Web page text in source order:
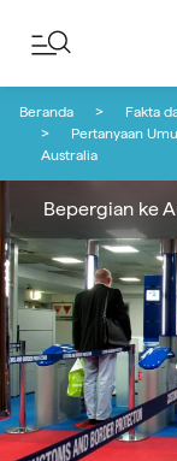
Beranda
Fakta
Pertanyaan
Australia
Bepergian ke